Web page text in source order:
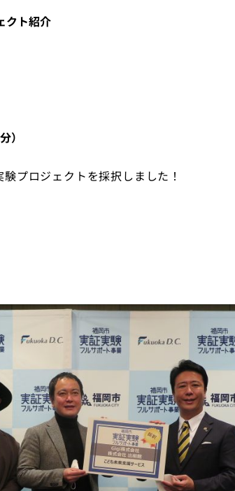
クト紹介
）
プロジェクトを採択しました！